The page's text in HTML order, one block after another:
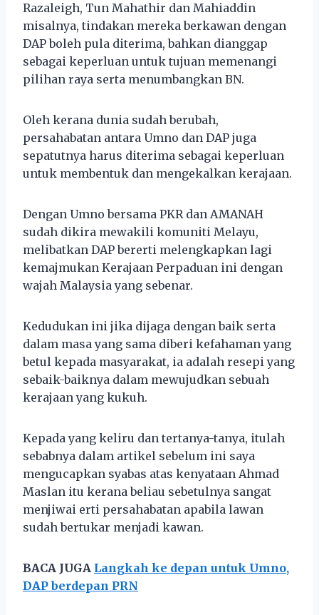
Razaleigh, Tun Mahathir dan Mahiaddin
misalnya, tindakan mereka berkawan dengan
DAP boleh pula diterima, bahkan dianggap
sebagai keperluan untuk tujuan memenangi
pilihan raya serta menumbangkan BN.
Oleh kerana dunia sudah berubah,
persahabatan antara Umno dan DAP juga
sepatutnya harus diterima sebagai keperluan
untuk membentuk dan mengekalkan kerajaan.
Dengan Umno bersama PKR dan AMANAH
sudah dikira mewakili komuniti Melayu,
melibatkan DAP bererti melengkapkan lagi
kemajmukan Kerajaan Perpaduan ini dengan
wajah Malaysia yang sebenar.
Kedudukan ini jika dijaga dengan baik serta
dalam masa yang sama diberi kefahaman yang
betul kepada masyarakat, ia adalah resepi yang
sebaik-baiknya dalam mewujudkan sebuah
kerajaan yang kukuh.
Kepada yang keliru dan tertanya-tanya, itulah
sebabnya dalam artikel sebelum ini saya
mengucapkan syabas atas kenyataan Ahmad
Maslan itu kerana beliau sebetulnya sangat
menjiwai erti persahabatan apabila lawan
sudah bertukar menjadi kawan.
BACA JUGA Langkah ke depan untuk Umno,
DAP berdepan PRN